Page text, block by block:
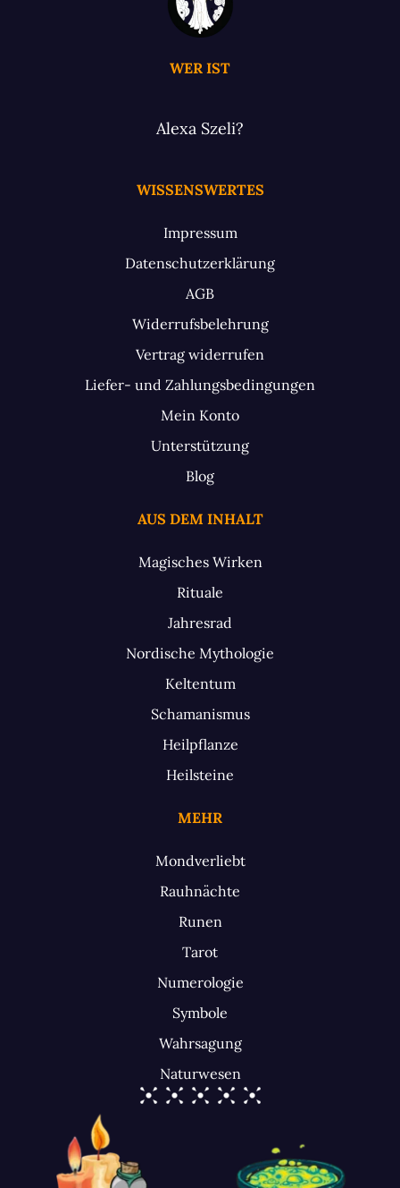
WER IST
Alexa Szeli?
WISSENSWERTES
Impressum
Datenschutzerklärung
AGB
Widerrufsbelehrung
Vertrag widerrufen
Liefer- und Zahlungsbedingungen
Mein Konto
Unterstützung
Blog
AUS DEM INHALT
Magisches Wirken
Rituale
Jahresrad
Nordische Mythologie
Keltentum
Schamanismus
Heilpflanze
Heilsteine
MEHR
Mondverliebt
Rauhnächte
Runen
Tarot
Numerologie
Symbole
Wahrsagung
Naturwesen